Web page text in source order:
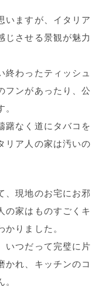
いますが、イタリア
じさせる景観が魅力
終わったティッシュ
フンがあったり、公
躇なく道にタバコを
リア人の家は汚いの
、現地のお宅にお邪
の家はものすごくキ
かりました。
いつだって完璧に片
かれ、キッチンのコ
。